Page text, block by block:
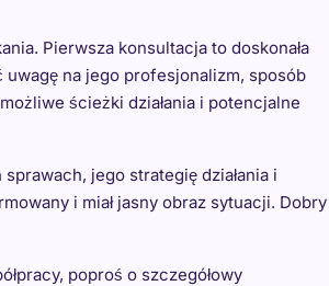
Pierwsza konsultacja to doskonała
na jego profesjonalizm, sposób
ścieżki działania i potencjalne
jego strategię działania i
i miał jasny obraz sytuacji. Dobry
poproś o szczegółowy